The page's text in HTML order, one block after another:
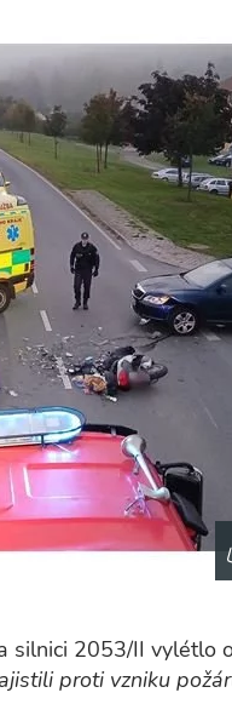
silnici 2053/II vylétlo
proti vzniku